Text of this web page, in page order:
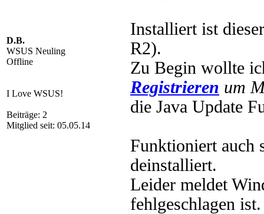
D.B.
WSUS Neuling
Offline
I Love WSUS!
Beiträge: 2
Mitglied seit: 05.05.14
Installiert ist
R2).
Zu Begin wollte
Registrieren um
die Java Update
Funktioniert auch
deinstalliert.
Leider meldet
fehlgeschlagen ist.